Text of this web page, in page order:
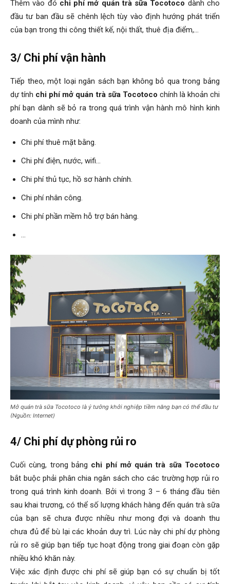
Thêm vào đó chi phí mở quán trà sữa Tocotoco dành cho
đầu tư ban đầu sẽ chênh lệch tùy vào định hướng phát triển
của bạn trong thi công thiết kế, nội thất, thuê địa điểm,…
3/ Chi phí vận hành
Tiếp theo, một loại ngân sách bạn không bỏ qua trong bảng
dự tính chi phí mở quán trà sữa Tocotoco chính là khoản chi
phí bạn dành sẽ bỏ ra trong quá trình vận hành mô hình kinh
doanh của mình như:
Chi phí thuê mặt bằng.
Chi phí điện, nước, wifi…
Chi phí thủ tục, hồ sơ hành chính.
Chi phí nhân công.
Chi phí phần mềm hỗ trợ bán hàng.
…
Mở quán trà sữa Tocotoco là ý tưởng khởi nghiệp tiềm năng bạn có thể đầu tư
(Nguồn: Internet)
4/ Chi phí dự phòng rủi ro
Cuối cùng, trong bảng chi phí mở quán trà sữa Tocotoco
bắt buộc phải phân chia ngân sách cho các trường hợp rủi ro
trong quá trình kinh doanh. Bởi vì trong 3 – 6 tháng đầu tiên
sau khai trương, có thể số lượng khách hàng đến quán trà sữa
của bạn sẽ chưa được nhiều như mong đợi và doanh thu
chưa đủ để bù lại các khoản duy trì. Lúc này chi phí dự phòng
rủi ro sẽ giúp bạn tiếp tục hoạt động trong giai đoạn còn gặp
nhiều khó khăn này.
Việc xác định được chi phí sẽ giúp bạn có sự chuẩn bị tốt